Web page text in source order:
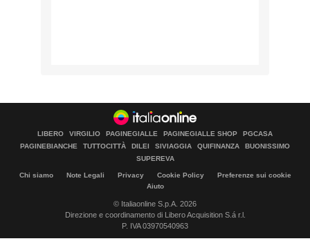
LIBERO VIRGILIO PAGINEGIALLE PAGINEGIALLE SHOP
PGCASA
PAGINEBIANCHE
TUTTOCITTÀ DILEI SIVIAGGIA QUIFINANZA
BUONISSIMO
SUPEREVA
Chi siamo Note Legali Privacy Cookie Policy
Preferenze sui cookie
Aiuto
© Italiaonline S.p.A. 2026
Direzione e coordinamento di Libero Acquisition S.á r.l.
P. IVA 03970540963